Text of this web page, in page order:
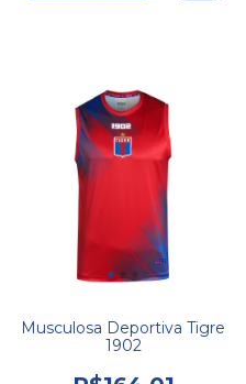
Musculosa Deportiva Tigre
1902